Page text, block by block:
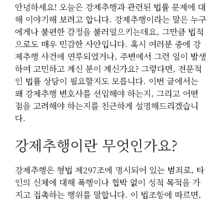
안녕하세요! 오늘은 강제추행과 관련된 법률 문제에 대
해 이야기해 보려고 합니다. 강제추행이라는 말은 누구
에게나 불편한 감정을 불러일으키는데요, 그만큼 법적
으로도 매우 민감한 사안입니다. 혹시 여러분 중에 강
제추행 사건에 연루되었거나, 주변에서 그런 일이 발생
하여 고민하고 계신 분이 계신가요? 그렇다면, 전문적
인 법률 상담이 필요할지도 모릅니다. 이번 글에서는
왜 강제추행 변호사를 선임해야 하는지, 그리고 어떤
점을 고려해야 하는지를 친근하게 설명해드리겠습니
다.
강제추행이란 무엇인가요?
강제추행은 형법 제297조에 명시되어 있는 범죄로, 타
인의 신체에 대해 폭행이나 협박 없이 성적 목적을 가
지고 접촉하는 행위를 말합니다. 이 법조항에 따르면,